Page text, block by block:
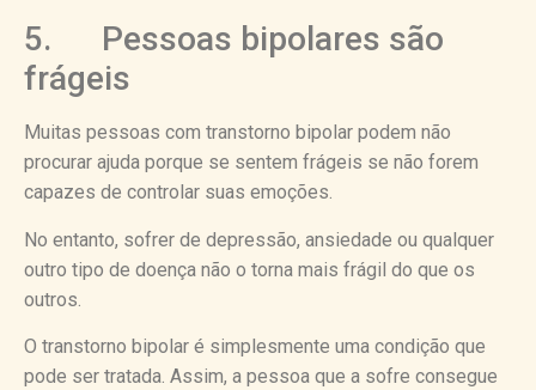
5. Pessoas bipolares são
frágeis
Muitas pessoas com transtorno bipolar podem não
procurar ajuda porque se sentem frágeis se não forem
capazes de controlar suas emoções.
No entanto, sofrer de depressão, ansiedade ou qualquer
outro tipo de doença não o torna mais frágil do que os
outros.
O transtorno bipolar é simplesmente uma condição que
pode ser tratada. Assim, a pessoa que a sofre consegue